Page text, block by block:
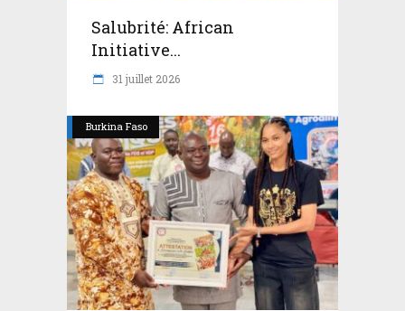
Salubrité: African
Initiative...
31 juillet 2026
Burkina Faso